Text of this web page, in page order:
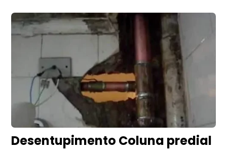
Desentupimento Coluna predial